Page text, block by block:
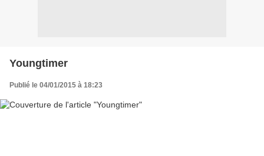
Youngtimer
Publié le 04/01/2015 à 18:23